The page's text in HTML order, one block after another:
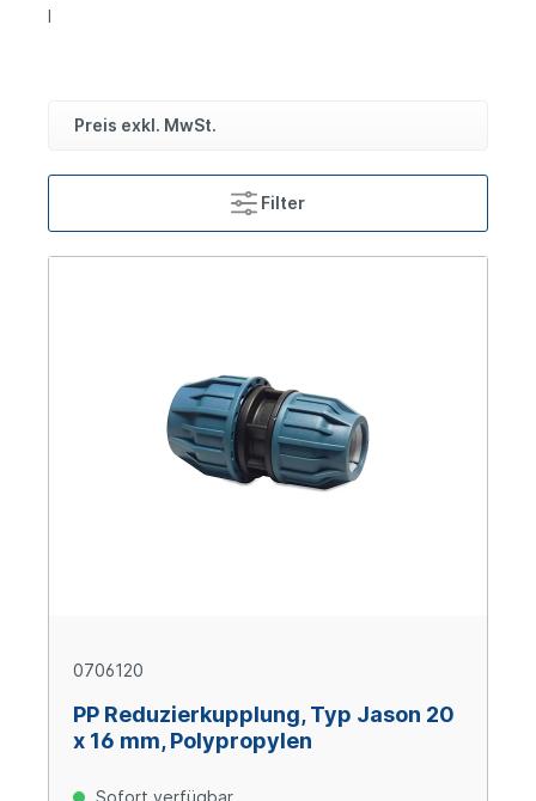
l
Preis exkl. MwSt.
Filter
0706120
PP Reduzierkupplung, Typ Jason 20
x 16 mm, Polypropylen